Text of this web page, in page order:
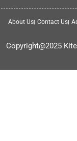
About Us Contact Us
Copyright@2025